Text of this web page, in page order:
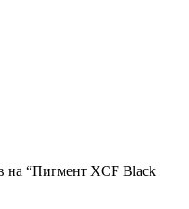
на “Пигмент XCF Black